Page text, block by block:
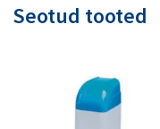
Seotud tooted